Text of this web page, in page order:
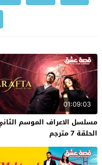
01:09:03
مسلسل الاعراف الموسم
الحلقة 7 مترجم